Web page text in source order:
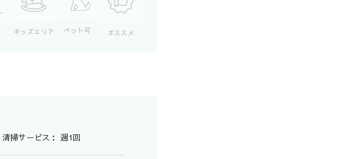
キッズエリア ペット可 オススメ
清掃サービス： 週1回